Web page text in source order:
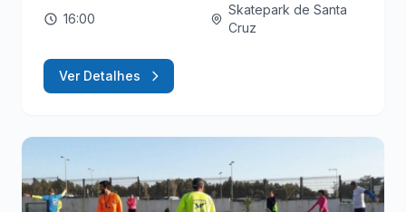
16:00
Skatepark de Santa
Cruz
Ver Detalhes